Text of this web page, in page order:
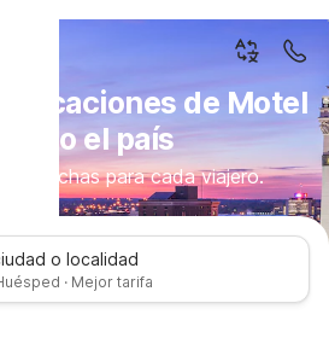
ubicaciones de Motel
todo el país
hechas para cada viajero.
o localidad
· Mejor tarifa